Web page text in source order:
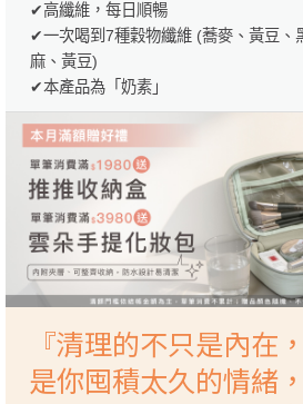
✔高纖維，每日順暢
✔一次喝到7種穀物纖維 (蕎麥、黃豆、
麻、黃豆)
✔本產品為「奶素」
『清理的不只是內在，
是你囤積太久的情緒，